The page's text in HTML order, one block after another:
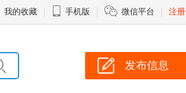
注册
我的收藏 手机版 微信平台
发布信息